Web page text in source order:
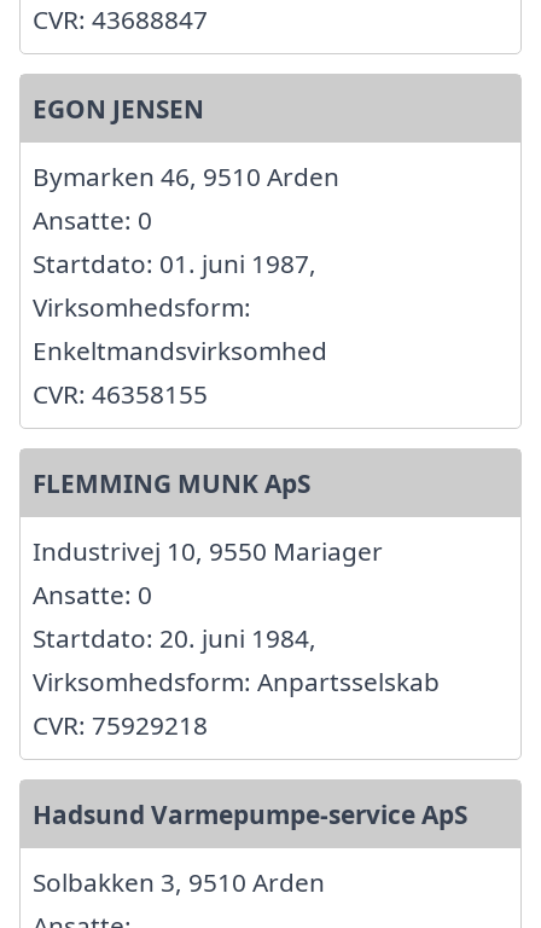
CVR: 43688847
EGON JENSEN
Bymarken 46, 9510 Arden
Ansatte: 0
Startdato: 01. juni 1987,
Virksomhedsform:
Enkeltmandsvirksomhed
CVR: 46358155
FLEMMING MUNK ApS
Industrivej 10, 9550 Mariager
Ansatte: 0
Startdato: 20. juni 1984,
Virksomhedsform: Anpartsselskab
CVR: 75929218
Hadsund Varmepumpe-service ApS
Solbakken 3, 9510 Arden